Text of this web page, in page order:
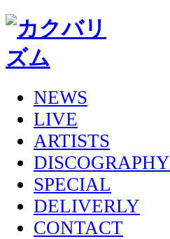
NEWS
LIVE
ARTISTS
DISCOGRAPHY
SPECIAL
DELIVERLY
CONTACT